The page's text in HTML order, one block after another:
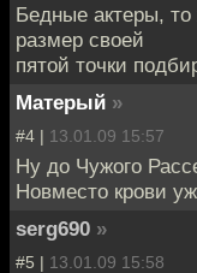
Бедные актеры,
размер своей
пятой точки
Матерый »
#4 | 13.01.09 15:57
Ну до Чужого
Новместо крови
serg690 »
#5 | 13.01.09 15:58